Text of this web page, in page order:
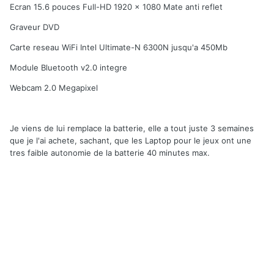
Ecran 15.6 pouces Full-HD 1920 x 1080 Mate anti reflet
Graveur DVD
Carte reseau WiFi Intel Ultimate-N 6300N jusqu'a 450Mb
Module Bluetooth v2.0 integre
Webcam 2.0 Megapixel
Je viens de lui remplace la batterie, elle a tout juste 3 semaines
que je l'ai achete, sachant, que les Laptop pour le jeux ont une
tres faible autonomie de la batterie 40 minutes max.